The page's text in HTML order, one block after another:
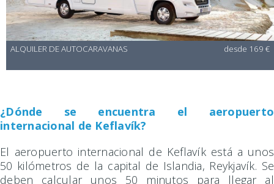
ALQUILER DE AUTOCARAVANAS desde 169 €
¿Dónde se encuentra el aeropuerto
internacional de Keflavík?
El aeropuerto internacional de Keflavík está a unos
50 kilómetros de la capital de Islandia, Reykjavík. Se
deben calcular unos 50 minutos para llegar al